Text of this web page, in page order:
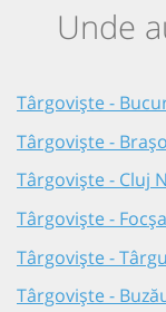
Unde
Târgoviște -
Târgoviște -
Târgoviște - Cluj
Târgoviște -
Târgoviște -
Târgoviște -